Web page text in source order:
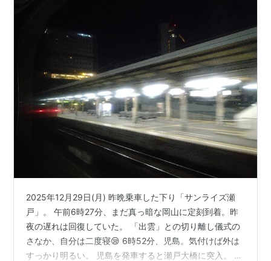
2025年12月29日(月) 昨晩乗車した下り「サンライズ瀬
戸」。 午前6時27分、まだ真っ暗な岡山に定刻到着。昨
夜の遅れは回復していた。 「出雲」との切り離し儀式の
さなか、自分は二度寝😪 6時52分、児島。気付けば外は
すっかり明るい。 児島を発車すると瀬戸大橋に突入。 瀬